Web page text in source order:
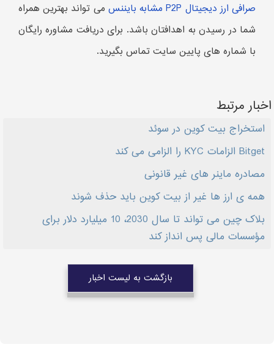
صرافی ارز دیجیتال P2P مشابه بایننس
می تواند بهترین همراه
شما در رسیدن به اهدافتان باشد. برای دریافت مشاوره رایگان
با شماره های پایین سایت تماس بگیرید.
اخبار مرتبط
استخراج بیت کوین در سوئد
Bitget الزامات KYC را الزامی می کند
مصادره ماینر های غیر قانونی
همه ی ارز ها غیر از بیت کوین باید حذف شوند
بلاک چین می تواند تا سال 2030، 10 میلیارد دلار برای
مؤسسات مالی پس انداز کند
بازگشت به لیست اخبار